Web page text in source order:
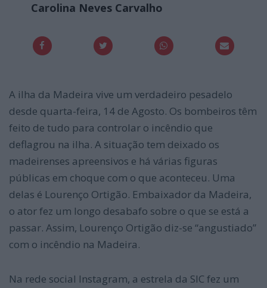
Carolina Neves Carvalho
A ilha da Madeira vive um verdadeiro pesadelo
desde quarta-feira, 14 de Agosto. Os bombeiros têm
feito de tudo para controlar o incêndio que
deflagrou na ilha. A situação tem deixado os
madeirenses apreensivos e há várias figuras
públicas em choque com o que aconteceu. Uma
delas é Lourenço Ortigão. Embaixador da Madeira,
o ator fez um longo desabafo sobre o que se está a
passar. Assim, Lourenço Ortigão diz-se “angustiado”
com o incêndio na Madeira.
Na rede social Instagram, a estrela da SIC fez um